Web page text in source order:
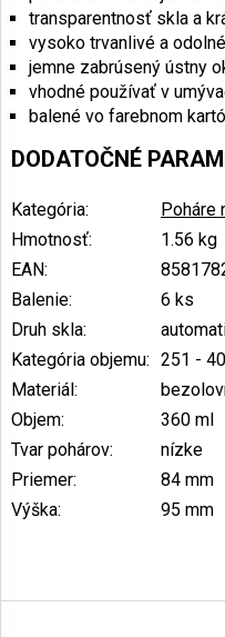
transparentnosť skla a
vysoko trvanlivé a
jemne zabrúsený ústny
vhodné používať v
balené vo farebnom
DODATOČNÉ
Kategória:
Poháre
Hmotnosť:
1.56 kg
EAN:
Balenie:
6 ks
Druh skla:
Kategória objemu: 251 -
Materiál:
Objem:
360 ml
Tvar pohárov:
nízke
Priemer:
84 mm
Výška: 95 mm
á